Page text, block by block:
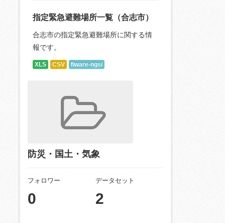
指定緊急避難場所一覧（合志市）
合志市の指定緊急避難場所に関する情
報です。
XLS CSV fiware-ngsi
防災・国土・気象
フォロワー
0
データセット
2